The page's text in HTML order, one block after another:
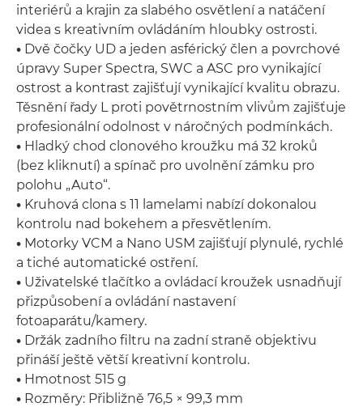
interiérů a krajin za slabého osvětlení a natáčení
videa s kreativním ovládáním hloubky ostrosti.
• Dvě čočky UD a jeden asférický člen a povrchové
úpravy Super Spectra, SWC a ASC pro vynikající
ostrost a kontrast zajišťují vynikající kvalitu obrazu.
Těsnění řady L proti povětrnostním vlivům zajišťuje
profesionální odolnost v náročných podmínkách.
• Hladký chod clonového kroužku má 32 kroků
(bez kliknutí) a spínač pro uvolnění zámku pro
polohu „Auto“.
• Kruhová clona s 11 lamelami nabízí dokonalou
kontrolu nad bokehem a přesvětlením.
• Motorky VCM a Nano USM zajišťují plynulé, rychlé
a tiché automatické ostření.
• Uživatelské tlačítko a ovládací kroužek usnadňují
přizpůsobení a ovládání nastavení
fotoaparátu/kamery.
• Držák zadního filtru na zadní straně objektivu
přináší ještě větší kreativní kontrolu.
• Hmotnost 515 g
• Rozměry: Přibližně 76,5 × 99,3 mm